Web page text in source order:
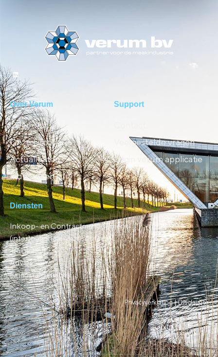
Over Verum
Over ons
Onze historie
Actualiteiten
Industrieën
Support
Veelgestelde vragen
Login verum applicatie
Diensten
Inkoop- en Contractmanagement
(inter)nationaal (out)sourcen
Trainingen
Advies
Financial Services
Privacyverklaring |Disclaimer